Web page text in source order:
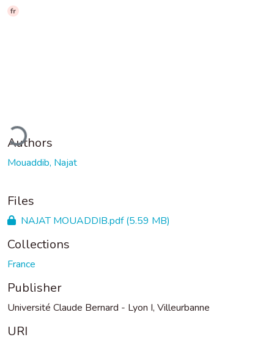
fr
Authors
Mouaddib, Najat
Files
NAJAT MOUADDIB.pdf(5.59 MB)
Collections
France
Publisher
Université Claude Bernard - Lyon I, Villeurbanne
URI